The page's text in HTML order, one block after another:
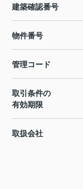
建築確認番号
物件番号
管理コード
取引条件の
有効期限
取扱会社